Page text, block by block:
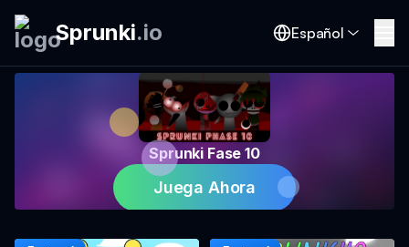
Sprunki.io Español
Sprunki Fase 10
Juega Ahora